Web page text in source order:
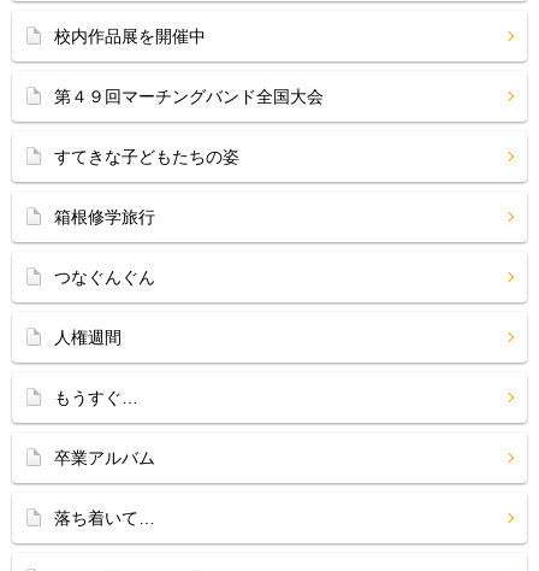
校内作品展を開催中
第４９回マーチングバンド全国大会
すてきな子どもたちの姿
箱根修学旅行
つなぐんぐん
人権週間
もうすぐ…
卒業アルバム
落ち着いて…